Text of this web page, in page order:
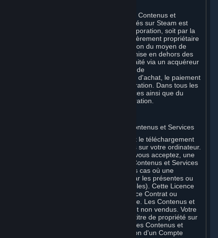
Le traitement de paiements relatifs aux Contenus et
Services et/ou produits matériels achetés sur Steam est
effectué soit directement par Valve Corporation, soit par la
filiale Valve GmbH i.L. dont elle est entièrement propriétaire
au nom de Valve Corporation, en fonction du moyen de
paiement utilisé. Si votre carte a été émise en dehors des
États-Unis, votre paiement peut être traité via un acquéreur
européen par Valve GmbH i.L. au nom de
Valve Corporation. Pour tout autre type d'achat, le paiement
est perçu directement par Valve Corporation. Dans tous les
cas, la livraison des Contenus et Services ainsi que du
matériel est effectuée par Valve Corporation.
A. Licence générale d'utilisation des Contenus et Services
Steam et vos Souscriptions nécessitent le téléchargement
et l'installation de Contenus et Services sur votre ordinateur.
Par la présente, Valve vous octroie, et vous acceptez, une
licence non exclusive d'utilisation des Contenus et Services
à titre privé et non commercial (sauf les cas où une
utilisation commerciale est autorisée par les présentes ou
les Conditions de Souscription applicables). Cette Licence
prend fin à la date de résiliation (a) de ce Contrat ou
(b) d’une Souscription incluant la licence. Les Contenus et
Services sont concédés sous licence, et non vendus. Votre
licence ne vous confère aucun droit ni titre de propriété sur
les Contenus et Services. Pour utiliser les Contenus et
Services, vous devez être en possession d'un Compte